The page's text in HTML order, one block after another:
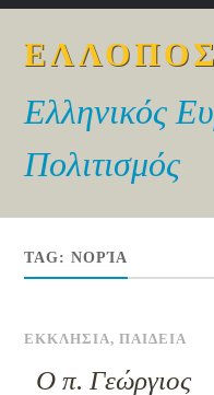
ΕΛΛΟΠΟΣ
Ελληνικός
Πολιτισμός
TAG:ΝΟΡΊΑ
ΕΚΚΛΗΣΙΑ,ΠΑΙΔΕΙΑ
Ο π. Γεώργιος